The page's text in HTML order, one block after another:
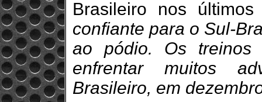
Brasileiro nos
confiante para o Sul-
ao pódio. Os
enfrentar muitos
Brasileiro, em